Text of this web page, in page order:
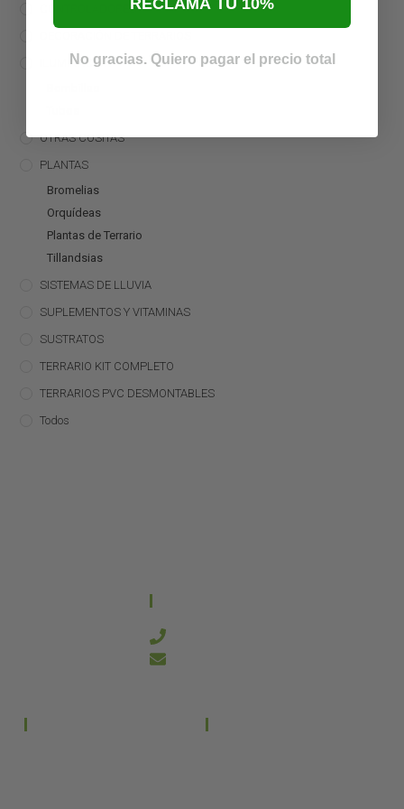
CONTROLADORES
ILUMINACIÓN
OTRAS COSITAS
PLANTAS
Bromelias
Orquídeas
Plantas de Terrario
Tillandsias
SISTEMAS DE LLUVIA
SUPLEMENTOS Y VITAMINAS
SUSTRATOS
TERRARIO KIT COMPLETO
TERRARIOS PVC DESMONTABLES
Todos
No gracias. Quiero pagar el precio total